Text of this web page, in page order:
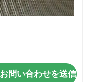
お問い合わせを送信